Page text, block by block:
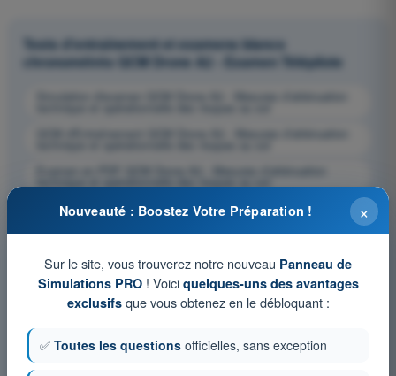
Tests d'entraînement et examens blancs
chronométrés QCM Drone A2 - Examen Télépilote
Simulation d'examen QCM Drone A2 - Mesures d’atténuation
QCM d'Entraînement QCM Drone A2 - Mesures d’atténuation
Examen en PDF QCM Drone A2 - Mesures d’atténuation
×
Nouveauté : Boostez Votre Préparation !
Sur le site, vous trouverez notre nouveau Panneau de
Simulations PRO! Voici quelques-uns des avantages
exclusifsque vous obtenez en le débloquant :
✅ Toutes les questions officielles, sans exception